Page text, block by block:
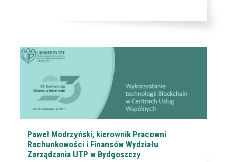
Paweł Modrzyński, kierownik Pracowni
Rachunkowości i Finansów Wydziału
Zarządzania UTP w Bydgoszczy